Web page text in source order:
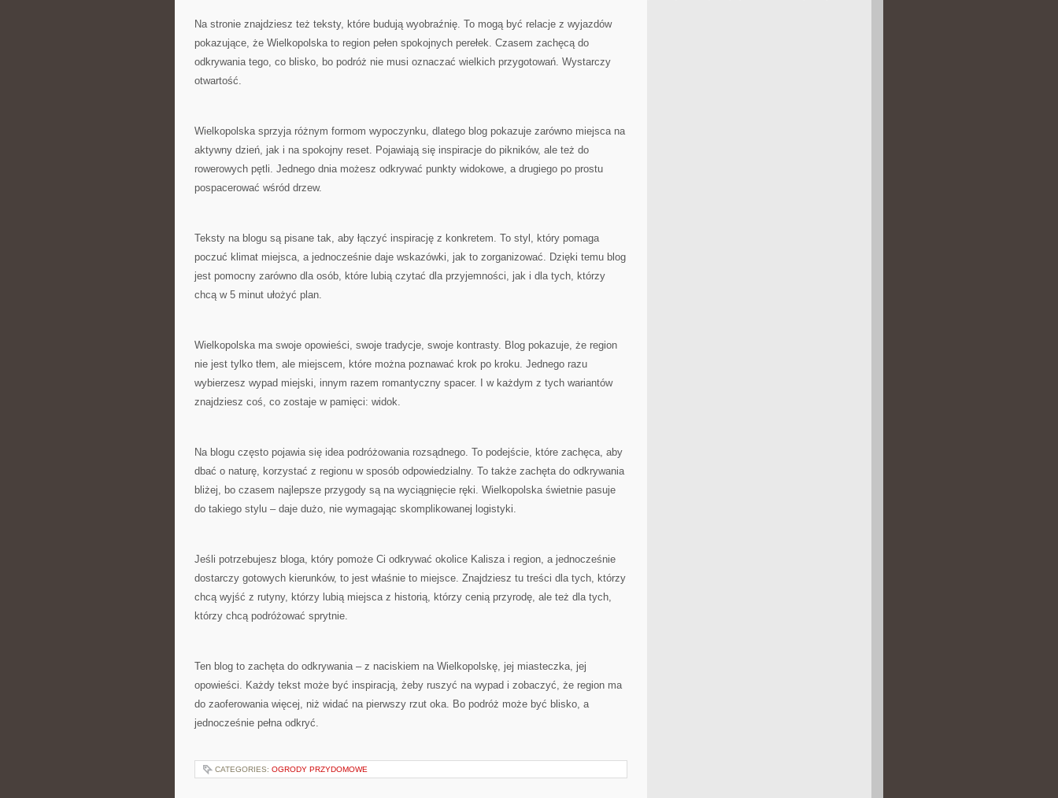
Na stronie znajdziesz też teksty, które budują wyobraźnię. To mogą być relacje z wyjazdów
pokazujące, że Wielkopolska to region pełen spokojnych perełek. Czasem zachęcą do
odkrywania tego, co blisko, bo podróż nie musi oznaczać wielkich przygotowań. Wystarczy
otwartość.
Wielkopolska sprzyja różnym formom wypoczynku, dlatego blog pokazuje zarówno miejsca na
aktywny dzień, jak i na spokojny reset. Pojawiają się inspiracje do pikników, ale też do
rowerowych pętli. Jednego dnia możesz odkrywać punkty widokowe, a drugiego po prostu
pospacerować wśród drzew.
Teksty na blogu są pisane tak, aby łączyć inspirację z konkretem. To styl, który pomaga
poczuć klimat miejsca, a jednocześnie daje wskazówki, jak to zorganizować. Dzięki temu blog
jest pomocny zarówno dla osób, które lubią czytać dla przyjemności, jak i dla tych, którzy
chcą w 5 minut ułożyć plan.
Wielkopolska ma swoje opowieści, swoje tradycje, swoje kontrasty. Blog pokazuje, że region
nie jest tylko tłem, ale miejscem, które można poznawać krok po kroku. Jednego razu
wybierzesz wypad miejski, innym razem romantyczny spacer. I w każdym z tych wariantów
znajdziesz coś, co zostaje w pamięci: widok.
Na blogu często pojawia się idea podróżowania rozsądnego. To podejście, które zachęca, aby
dbać o naturę, korzystać z regionu w sposób odpowiedzialny. To także zachęta do odkrywania
bliżej, bo czasem najlepsze przygody są na wyciągnięcie ręki. Wielkopolska świetnie pasuje
do takiego stylu – daje dużo, nie wymagając skomplikowanej logistyki.
Jeśli potrzebujesz bloga, który pomoże Ci odkrywać okolice Kalisza i region, a jednocześnie
dostarczy gotowych kierunków, to jest właśnie to miejsce. Znajdziesz tu treści dla tych, którzy
chcą wyjść z rutyny, którzy lubią miejsca z historią, którzy cenią przyrodę, ale też dla tych,
którzy chcą podróżować sprytnie.
Ten blog to zachęta do odkrywania – z naciskiem na Wielkopolskę, jej miasteczka, jej
opowieści. Każdy tekst może być inspiracją, żeby ruszyć na wypad i zobaczyć, że region ma
do zaoferowania więcej, niż widać na pierwszy rzut oka. Bo podróż może być blisko, a
jednocześnie pełna odkryć.
CATEGORIES: OGRODY PRZYDOMOWE